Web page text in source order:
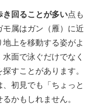
き回ることが多い点も
属はガン（雁）に近
上を移動する姿がよ
面で泳ぐだけでなく
すことがあります。
初見でも「ちょっと
かもしれません。